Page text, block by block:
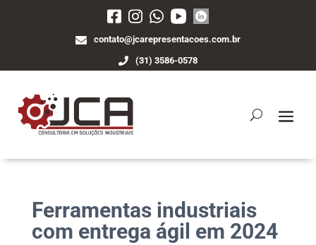
contato@jcarepresentacoes.com.br
(31) 3586-0578
Ferramentas industriais
com entrega ágil em 2024